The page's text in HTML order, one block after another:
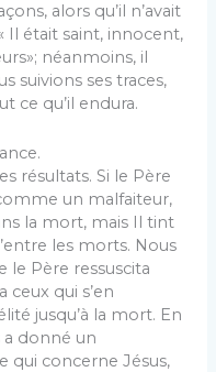
alors qu’il n’avait
Il était saint, innocent,
néanmoins, il
suivions ses traces,
ce qu’il endura.
résultats. Si le Père
un malfaiteur,
la mort, mais Il tint
les morts. Nous
le Père ressuscita
qui s’en
jusqu’à la mort. En
a donné un
qui concerne Jésus,